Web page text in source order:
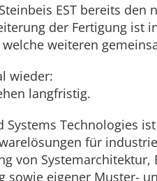
EST bereits den
der Fertigung ist
weiteren
wieder:
langfristig.
Systems Technologies
für
von Systemarchitektur,
sowie eigener Muster-